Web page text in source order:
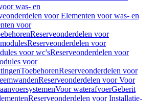
was- en
voor Elementen voor was- en
voor
Reserveonderdelen voor
Reserveonderdelen voor
voor wc'sReserveonderdelen voor
voor
ToebehorenReserveonderdelen voor
Reserveonderdelen voor Voor
Voor waterafvoerGeberit
Reserveonderdelen voor Installatie-